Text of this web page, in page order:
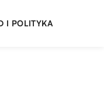
I POLITYKA